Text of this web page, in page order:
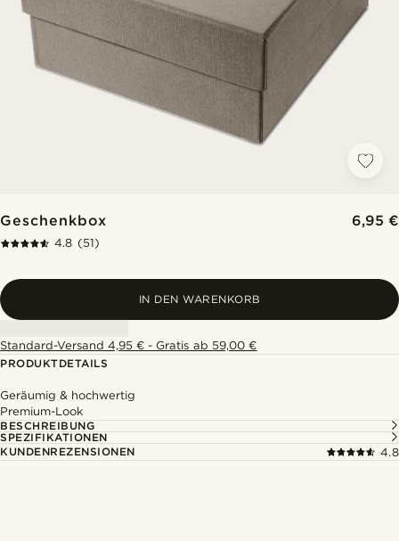
Geschenkbox 6,95 €
4.8 (51)
IN DEN WARENKORB
Standard-Versand 4,95 € - Gratis ab 59,00 €
PRODUKTDETAILS
Geräumig & hochwertig
Premium-Look
BESCHREIBUNG
SPEZIFIKATIONEN
KUNDENREZENSIONEN
4.8